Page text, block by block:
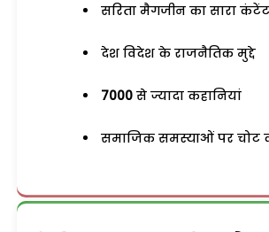
सरिता मैगजीन का सारा कंटेंट
देश विदेश के राजनैतिक मुद्दे
7000 से ज्यादा कहानियां
समाजिक समस्याओं पर